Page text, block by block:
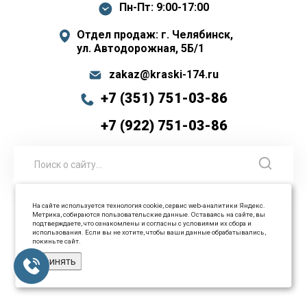
Пн-Пт: 9:00-17:00
Отдел продаж: г. Челябинск,
ул. Автодорожная, 5Б/1
zakaz@kraski-174.ru
+7 (351) 751-03-86
+7 (922) 751-03-86
© 2026 ООО Промышленные технологии Все права
защищены
На сайте используется технология cookie, сервис web-аналитики Яндекс.
Метрика, собираются пользовательские данные. Оставаясь на сайте, вы
подтверждаете, что ознакомлены и согласны с условиями их сбора и
использования. Если вы не хотите, чтобы ваши данные обрабатывались,
покиньте сайт.
Принять